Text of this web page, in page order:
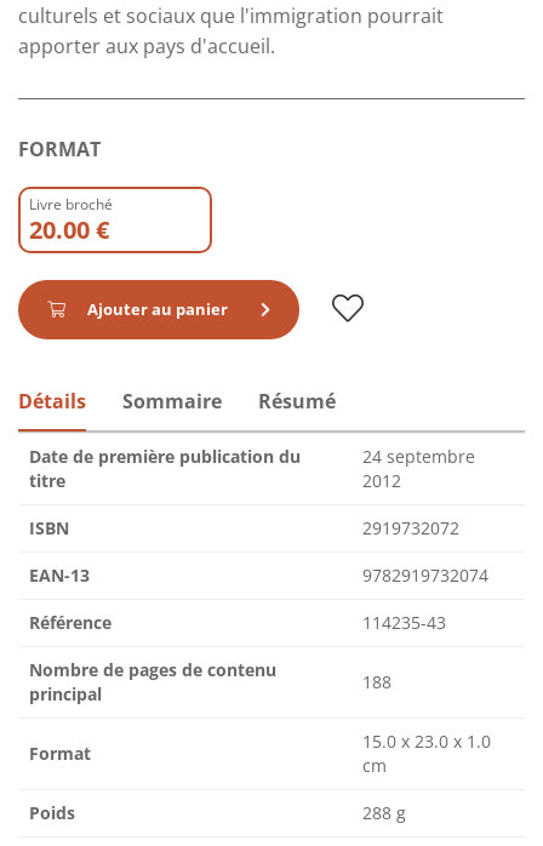
culturels et sociaux que l'immigration pourrait
apporter aux pays d'accueil.
FORMAT
Livre broché
20.00 €
Ajouter au panier
Détails Sommaire Résumé
Date de première publication du
titre
24 septembre
2012
ISBN 2919732072
EAN-13 9782919732074
Référence 114235-43
Nombre de pages de contenu
principal
188
Format
15.0 x 23.0 x 1.0
cm
Poids 288 g